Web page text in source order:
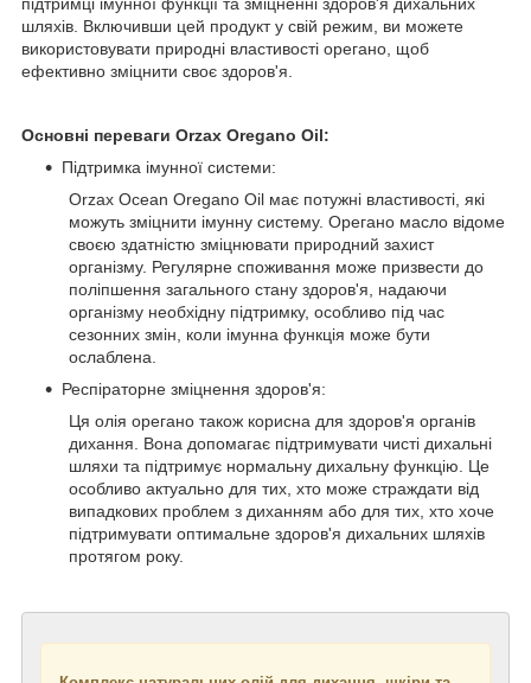
шляхів. Включивши цей продукт у свій режим, ви можете
використовувати природні властивості орегано, щоб
ефективно зміцнити своє здоров'я.
Основні переваги Orzax Oregano Oil:
Підтримка імунної системи:
Orzax Ocean Oregano Oil має потужні властивості, які
можуть зміцнити імунну систему. Орегано масло відоме
своєю здатністю зміцнювати природний захист
організму. Регулярне споживання може призвести до
поліпшення загального стану здоров'я, надаючи
організму необхідну підтримку, особливо під час
сезонних змін, коли імунна функція може бути
ослаблена.
Респіраторне зміцнення здоров'я:
Ця олія орегано також корисна для здоров'я органів
дихання. Вона допомагає підтримувати чисті дихальні
шляхи та підтримує нормальну дихальну функцію. Це
особливо актуально для тих, хто може страждати від
випадкових проблем з диханням або для тих, хто хоче
підтримувати оптимальне здоров'я дихальних шляхів
протягом року.